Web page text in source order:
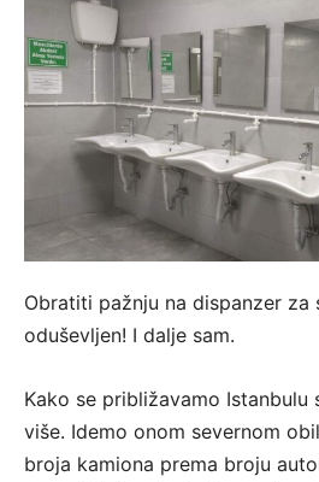
Obratiti pažnju na dispanzer za
oduševljen! I dalje sam.
Kako se približavamo Istanbulu
više. Idemo onom severnom
broja kamiona prema broju